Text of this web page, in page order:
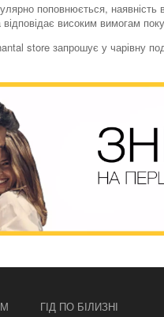
поповнюється, наявність
високим вимогам
store запрошує у чарівну
ГІД ПО БІЛИЗНІ